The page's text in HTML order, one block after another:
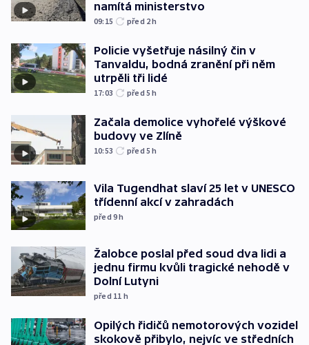
namítá ministerstvo
09:15 před 2h
Policie vyšetřuje násilný čin v
Tanvaldu, bodná zranění při něm
utrpěli tři lidé
17:03 před 5h
Začala demolice vyhořelé výškové
budovy ve Zlíně
10:53 před 5h
Vila Tugendhat slaví 25 let v UNESCO
třídenní akcí v zahradách
před 9h
Žalobce poslal před soud dva lidi a
jednu firmu kvůli tragické nehodě v
Dolní Lutyni
před 11 h
Opilých řidičů nemotorových vozidel
skokově přibylo, nejvíc ve středních